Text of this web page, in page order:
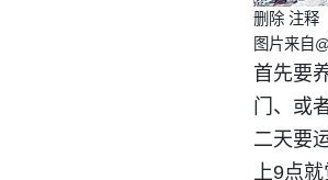
删除 注释
图片来自
首先要
门、或
二天要
上9点